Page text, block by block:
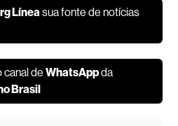
Líneasua fonte de notícias
canal deWhatsAppda
Brasil